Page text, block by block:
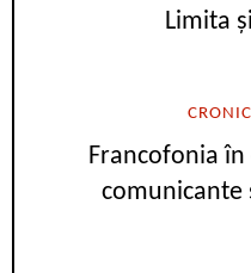
Limita
Francofonia în
comunicante